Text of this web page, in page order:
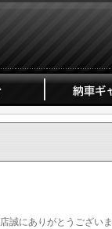
誠にありがとうございま